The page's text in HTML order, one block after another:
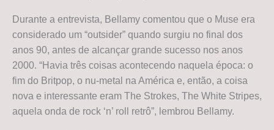
Durante a entrevista, Bellamy comentou que o Muse era
considerado um “outsider” quando surgiu no final dos
anos 90, antes de alcançar grande sucesso nos anos
2000. “Havia três coisas acontecendo naquela época: o
fim do Britpop, o nu-metal na América e, então, a coisa
nova e interessante eram The Strokes, The White Stripes,
aquela onda de rock ‘n’ roll retrô”, lembrou Bellamy.